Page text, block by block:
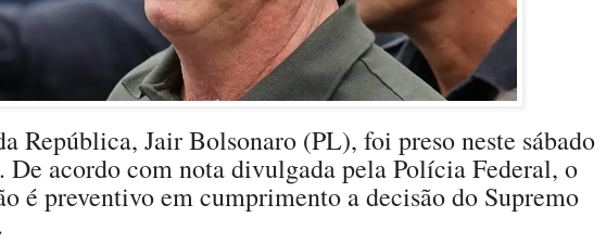
República, Jair Bolsonaro (PL), foi preso neste sábado
acordo com nota divulgada pela Polícia Federal, o
é preventivo em cumprimento a decisão do Supremo